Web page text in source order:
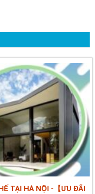
TẠI HÀ NỘI -【ƯU ĐÃI